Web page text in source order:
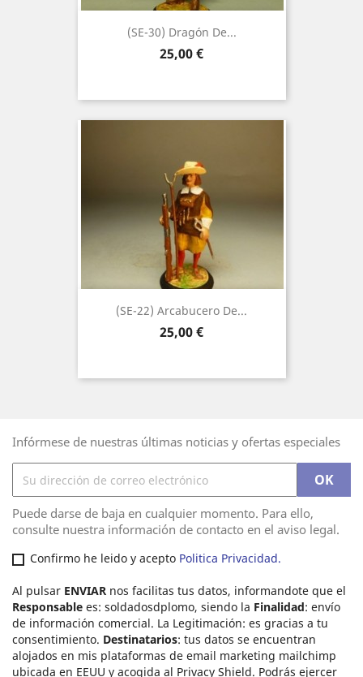
(SE-30) Dragón De...
Precio
25,00 €
(SE-22) Arcabucero De...
Precio
25,00 €
Infórmese de nuestras últimas noticias y ofertas especiales
Puede darse de baja en cualquier momento. Para ello,
consulte nuestra información de contacto en el aviso legal.
Confirmo he leido y acepto Politica Privacidad.
Al pulsar ENVIAR nos facilitas tus datos, informandote que el
Responsable es: soldadosdplomo, siendo la Finalidad: envío
de información comercial. La Legitimación: es gracias a tu
consentimiento. Destinatarios: tus datos se encuentran
alojados en mis plataformas de email marketing mailchimp
ubicada en EEUU y acogida al Privacy Shield. Podrás ejercer